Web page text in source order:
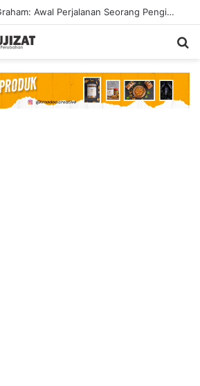
Pertobatan Billy Graham: Awal Perjalanan Seorang Penginjil Dunia